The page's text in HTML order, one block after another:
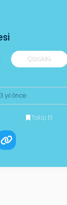
Çözüldü
3 yıl önce
Takip Et